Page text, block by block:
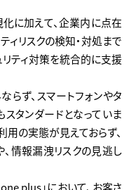
に加えて、企業内に点在
ィリスクの検知・対処まで
リティ対策を統合的に支援
ず、スマートフォンやタ
タンダードとなっていま
用の実態が見えておらず、
情報漏洩リスクの見逃し
plus」において、お客さ